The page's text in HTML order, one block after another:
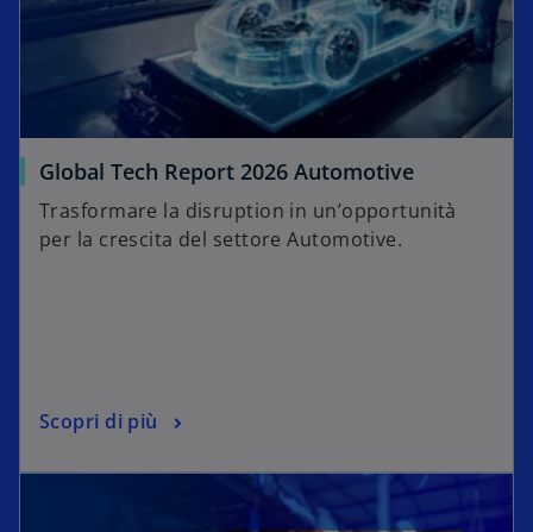
Global Tech Report 2026 Automotive
Trasformare la disruption in un’opportunità
per la crescita del settore Automotive.
Scopri di più